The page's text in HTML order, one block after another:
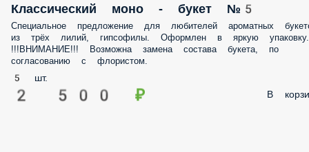
Классический моно - букет №5
Специальное предложение для любителей ароматных
из трёх лилий, гипсофилы. Оформлен в яркую упаковку.
!!!ВНИМАНИЕ!!! Возможна замена состава букета, по
согласованию с флористом.
5 шт.
2 500 ₽ В